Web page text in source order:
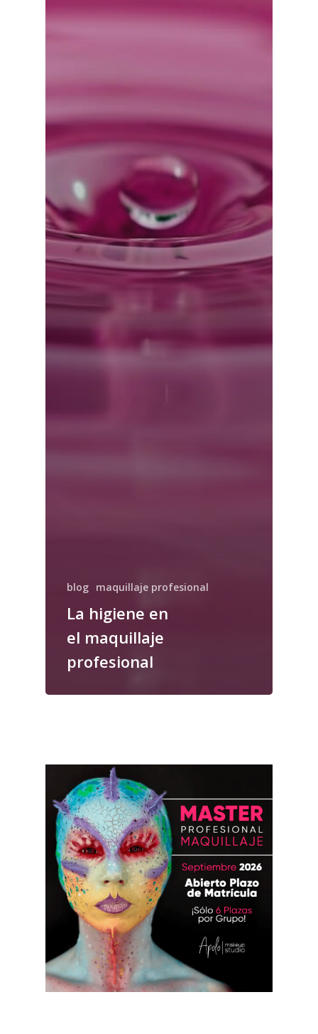
blog maquillaje profesional
La higiene en
el maquillaje
profesional